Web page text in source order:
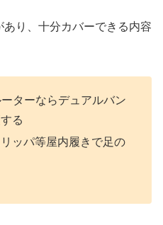
り、十分カバーできる内容
ターならデュアルバン
る
ッパ等屋内履きで足の